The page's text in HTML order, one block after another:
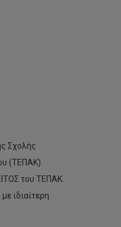
Σχολής
(ΤΕΠΑΚ).
του ΤΕΠΑΚ.
ιδιαίτερη